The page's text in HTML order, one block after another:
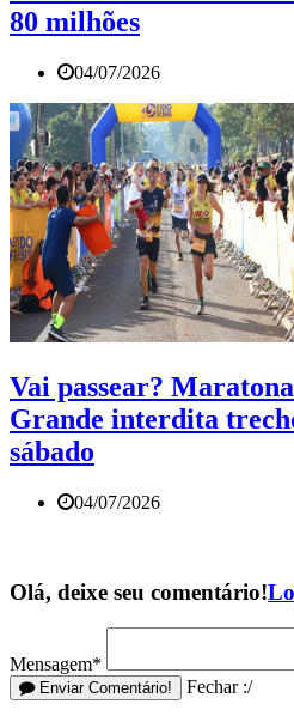
80 milhões
04/07/2026
Vai passear?
Grande interdita
sábado
04/07/2026
Olá, deixe seu comentário!
Mensagem*
Enviar Comentário! Fechar :/